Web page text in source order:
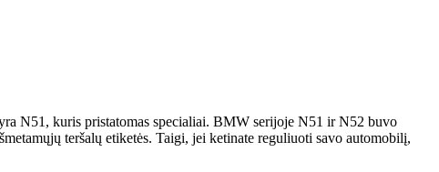
N51, kuris pristatomas specialiai. BMW serijoje N51 ir N52 buvo
teršalų etiketės. Taigi, jei ketinate reguliuoti savo automobilį,